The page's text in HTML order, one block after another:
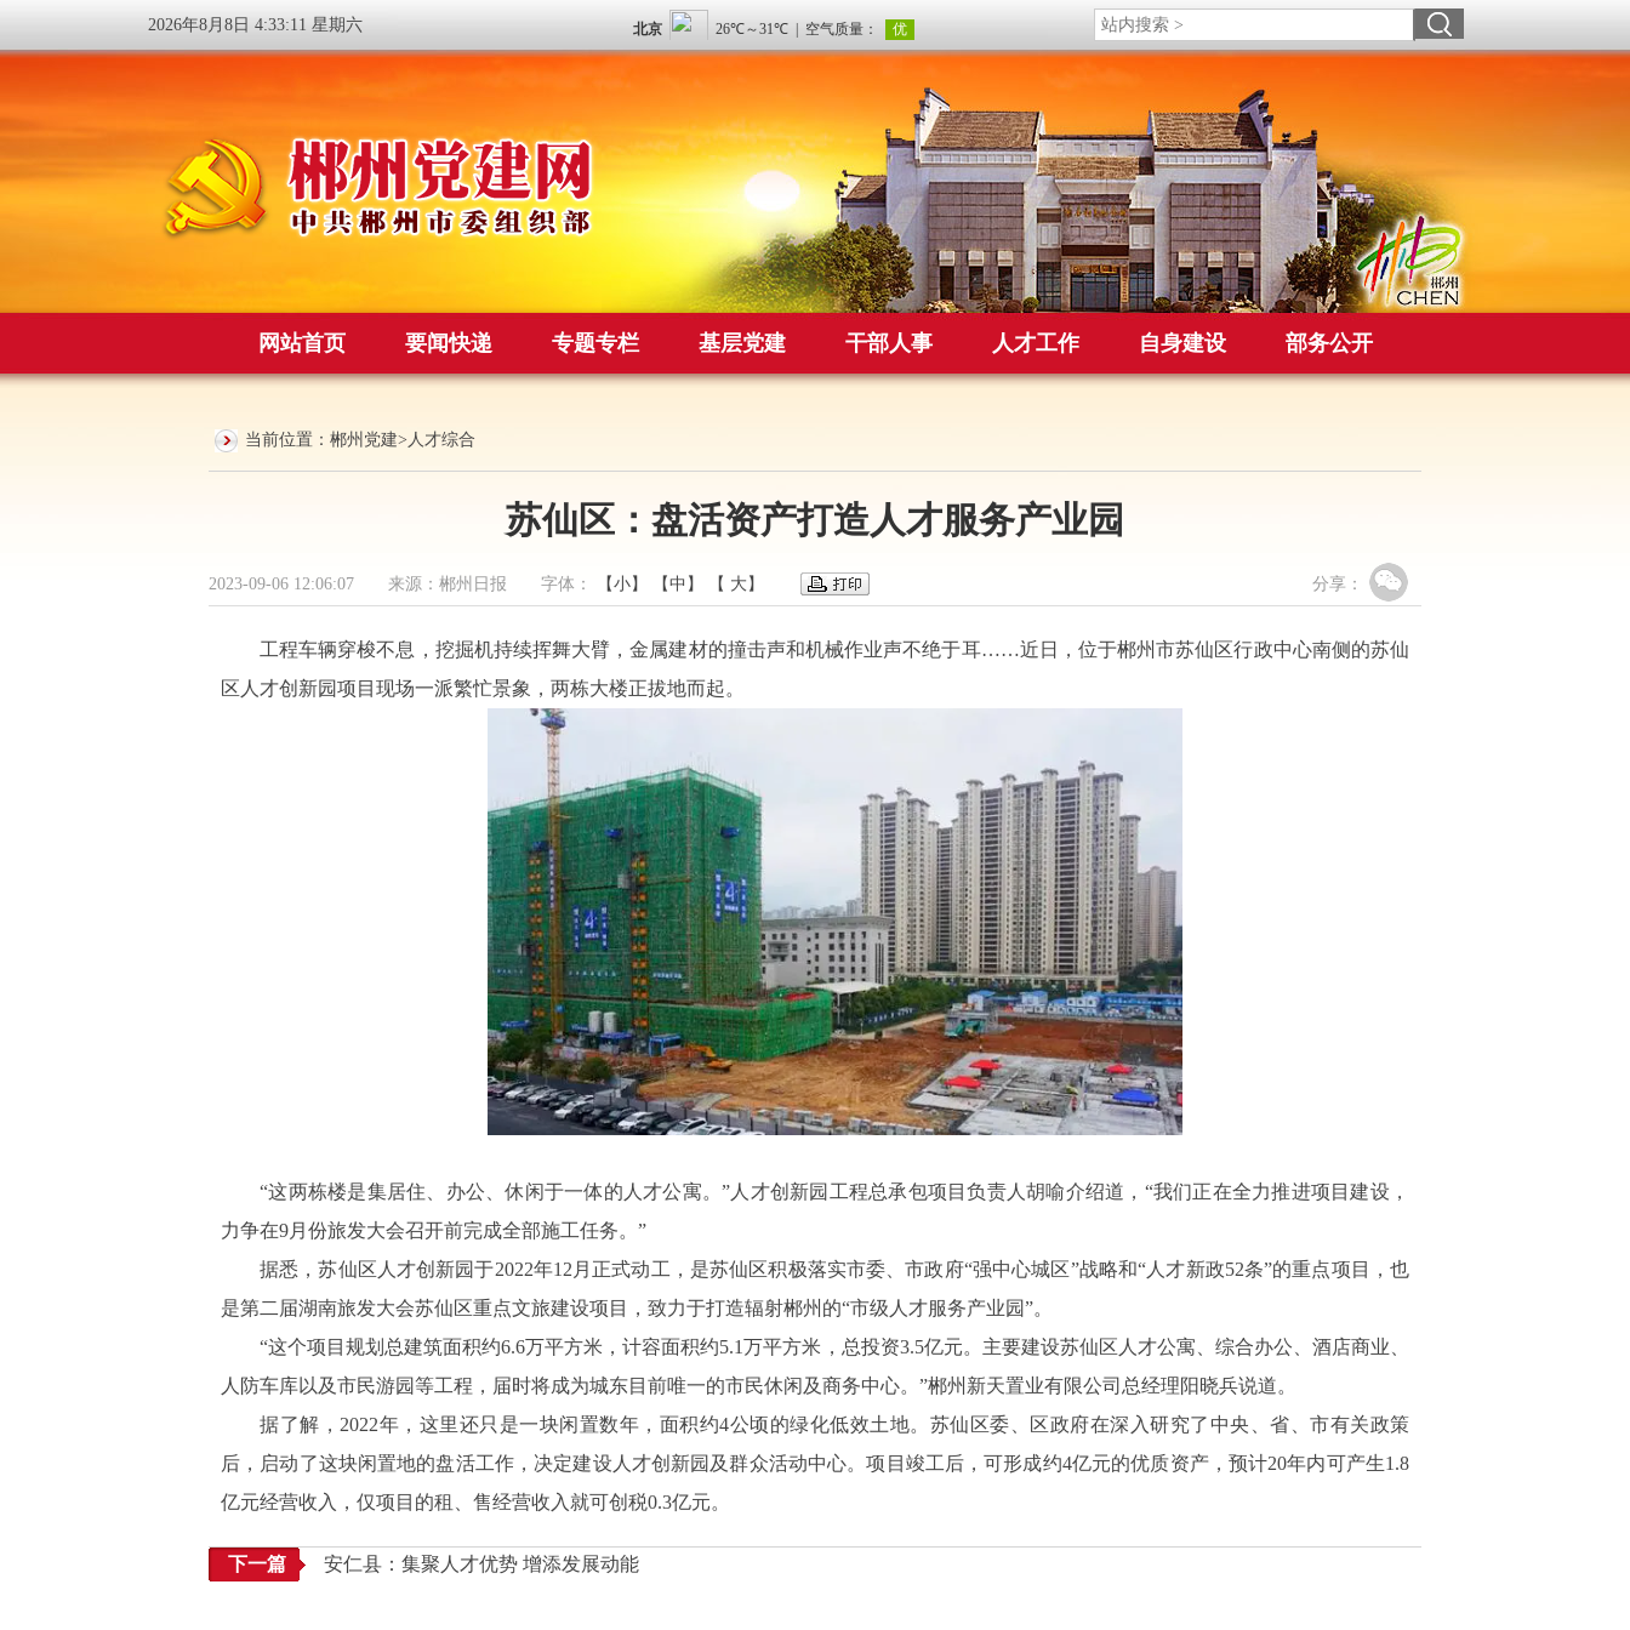
2026年8月8日 4:33:11 星期六
网站首页 要闻快递 专题专栏 基层党建 干部人事 人才工作 自身建设 部务公开
当前位置： 郴州党建> 人才综合
苏仙区：盘活资产打造人才服务产业园
2023-09-06 12:06:07 来源：郴州日报 字体： 【小】 【中】 【 大】 分享：
工程车辆穿梭不息，挖掘机持续挥舞大臂，金属建材的撞击声和机械作业声不绝于耳……近日，位于郴州市苏仙区行政中心南侧的苏仙
区人才创新园项目现场一派繁忙景象，两栋大楼正拔地而起。
“这两栋楼是集居住、办公、休闲于一体的人才公寓。”人才创新园工程总承包项目负责人胡喻介绍道，“我们正在全力推进项目建设，
力争在9月份旅发大会召开前完成全部施工任务。”
据悉，苏仙区人才创新园于2022年12月正式动工，是苏仙区积极落实市委、市政府“强中心城区”战略和“人才新政52条”的重点项目，也
是第二届湖南旅发大会苏仙区重点文旅建设项目，致力于打造辐射郴州的“市级人才服务产业园”。
“这个项目规划总建筑面积约6.6万平方米，计容面积约5.1万平方米，总投资3.5亿元。主要建设苏仙区人才公寓、综合办公、酒店商业、
人防车库以及市民游园等工程，届时将成为城东目前唯一的市民休闲及商务中心。”郴州新天置业有限公司总经理阳晓兵说道。
据了解，2022年，这里还只是一块闲置数年，面积约4公顷的绿化低效土地。苏仙区委、区政府在深入研究了中央、省、市有关政策
后，启动了这块闲置地的盘活工作，决定建设人才创新园及群众活动中心。项目竣工后，可形成约4亿元的优质资产，预计20年内可产生1.8
亿元经营收入，仅项目的租、售经营收入就可创税0.3亿元。
下一篇 安仁县：集聚人才优势 增添发展动能